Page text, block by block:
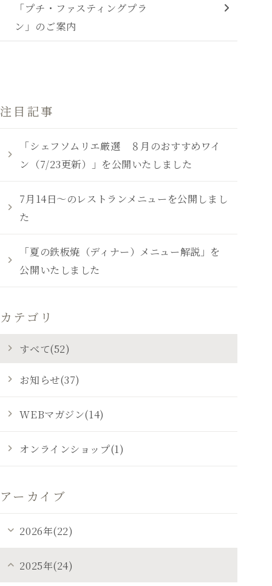
「プチ・ファスティングプラ
ン」のご案内
注目記事
「シェフソムリエ厳選 ８月のおすすめワイ
ン（7/23更新）」を公開いたしました
7月14日～のレストランメニューを公開しまし
た
「夏の鉄板焼（ディナー）メニュー解説」を
公開いたしました
カテゴリ
すべて(52)
お知らせ(37)
WEBマガジン(14)
オンラインショップ(1)
アーカイブ
2026年(22)
2025年(24)
ご予約の確認・キャンセル
利用規則
ドッグフレンドリールーム利用規則・
個人情報の取り扱い
採用情報